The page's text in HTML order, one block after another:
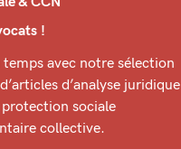
!
temps avec notre sélection
d’analyse juridique
protection sociale
collective.